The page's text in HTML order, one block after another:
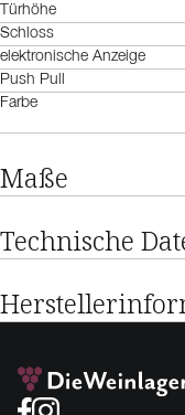
Türhöhe
Schloss
elektronische Anzeige
Push Pull
Farbe
Maße
Technische